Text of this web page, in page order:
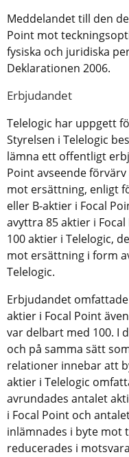
Meddelandet till den
Point mot
fysiska och juridiska
Deklarationen 2006.
Erbjudandet
Telelogic har uppgett
Styrelsen i Telelogic
lämna ett offentligt
Point avseende
mot ersättning, enligt
eller B-aktier i Focal
avyttra 85 aktier i
100 aktier i Telelogic,
mot ersättning i form
Telelogic.
Erbjudandet
aktier i Focal Point
var delbart med 100. I
och på samma sätt
relationer innebar att
aktier i Telelogic
avrundades antalet
i Focal Point och
inlämnades i byte mot
reducerades i